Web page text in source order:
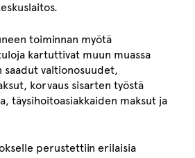
toiminnan myötä
kartuttivat muun muassa
saadut valtionosuudet,
korvaus sisarten työstä
täysihoitoasiakkaiden maksut ja
perustettiin erilaisia